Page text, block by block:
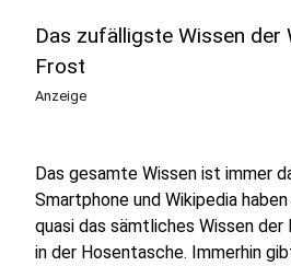
Das zufälligste Wissen der
Frost
Anzeige
Das gesamte Wissen ist immer
Smartphone und Wikipedia
quasi das sämtliches Wissen
in der Hosentasche. Immerhin